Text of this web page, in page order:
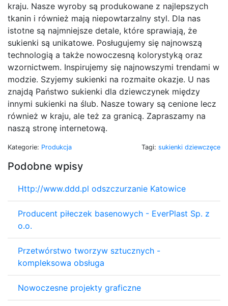
kraju. Nasze wyroby są produkowane z najlepszych
tkanin i również mają niepowtarzalny styl. Dla nas
istotne są najmniejsze detale, które sprawiają, że
sukienki są unikatowe. Posługujemy się najnowszą
technologią a także nowoczesną kolorystyką oraz
wzornictwem. Inspirujemy się najnowszymi trendami w
modzie. Szyjemy sukienki na rozmaite okazje. U nas
znajdą Państwo sukienki dla dziewczynek między
innymi sukienki na ślub. Nasze towary są cenione lecz
również w kraju, ale też za granicą. Zapraszamy na
naszą stronę internetową.
Kategorie: Produkcja Tagi: sukienki dziewczęce
Podobne wpisy
Http://www.ddd.pl odszczurzanie Katowice
Producent piłeczek basenowych - EverPlast Sp. z
o.o.
Przetwórstwo tworzyw sztucznych -
kompleksowa obsługa
Nowoczesne projekty graficzne